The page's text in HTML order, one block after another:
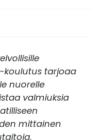
koulutus tarjoaa
nuorelle
valmiuksia
mittainen